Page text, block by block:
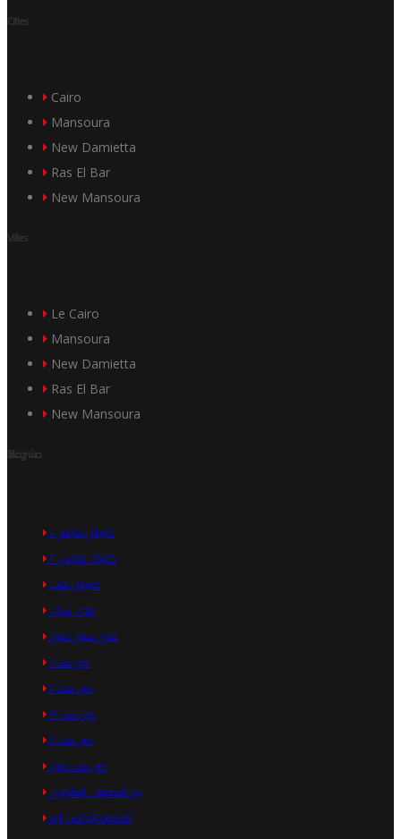
Cities
Cairo
Mansoura
New Damietta
Ras El Bar
New Mansoura
Villes
Le Cairo
Mansoura
New Damietta
Ras El Bar
New Mansoura
مشروعاتنا
كابيتال هايتس ١
كابيتال هايتس ٢
كابيتال هاب
هاى سيتى
هاى سيتى مول
صن ست ١
صن ست ٢
صن ست ٣
صن ست ٤
صن ست مول
برج الصفوة - البطراوى
الصفوة اليجانس تاور